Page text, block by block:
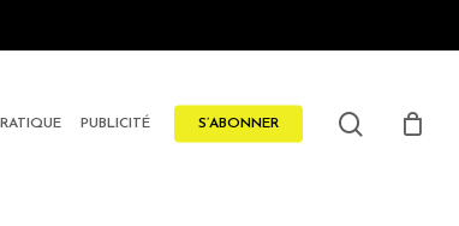
PUBLICITÉ S’ABONNER search